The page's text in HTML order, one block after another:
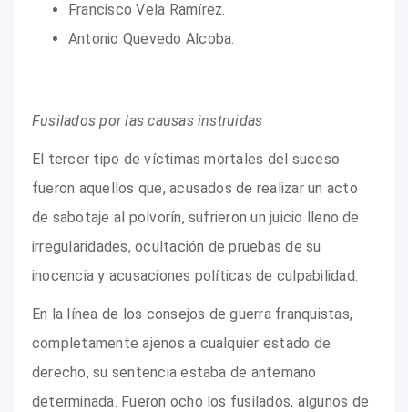
Francisco Vela Ramírez.
Antonio Quevedo Alcoba.
Fusilados por las causas instruidas
El tercer tipo de víctimas mortales del suceso
fueron aquellos que, acusados de realizar un acto
de sabotaje al polvorín, sufrieron un juicio lleno de
irregularidades, ocultación de pruebas de su
inocencia y acusaciones políticas de culpabilidad.
En la línea de los consejos de guerra franquistas,
completamente ajenos a cualquier estado de
derecho, su sentencia estaba de antemano
determinada. Fueron ocho los fusilados, algunos de